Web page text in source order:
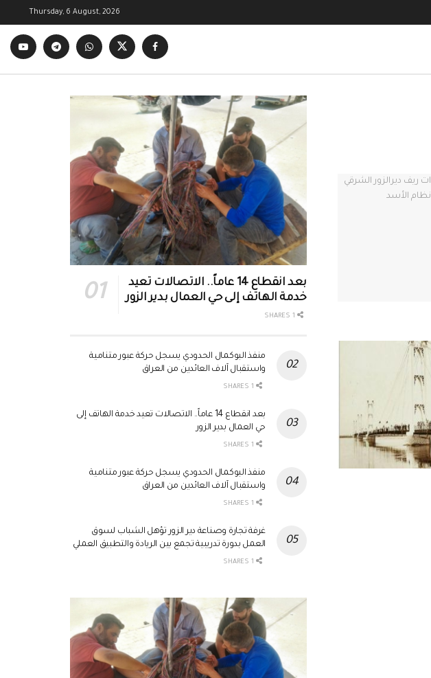
Thursday, 6 August, 2026
بعد انقطاع 14 عاماً.. الاتصالات تعيد
خدمة الهاتف إلى حي العمال بدير الزور
منفذ البوكمال الحدودي يسجل حركة عبور متنامية
واستقبال آلاف العائدين من العراق
بعد انقطاع 14 عاماً.. الاتصالات تعيد خدمة الهاتف إلى
حي العمال بدير الزور
منفذ البوكمال الحدودي يسجل حركة عبور متنامية
واستقبال آلاف العائدين من العراق
غرفة تجارة وصناعة دير الزور تؤهل الشباب لسوق
العمل بدورة تدريبية تجمع بين الريادة والتطبيق العملي